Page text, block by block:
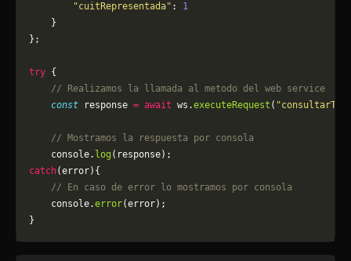
        "cuitRepresentada"
: 1
    }
};
try {
    // Realizamos la llamada al metodo del web service
    const
response = await ws.executeRequest (
    // Mostramos la respuesta por consola
    console.
log (response);
catch(error){
    // En caso de error lo mostramos por consola
	console.
error(error);
}